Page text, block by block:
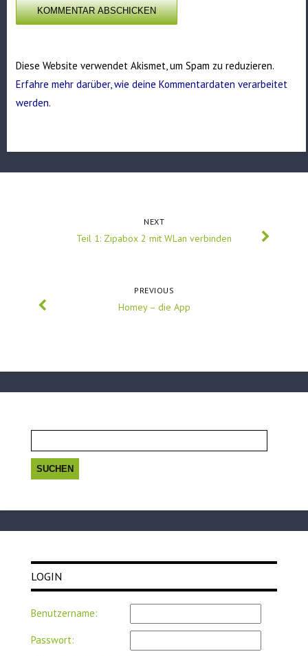
Diese Website verwendet Akismet, um Spam zu reduzieren.
Erfahre mehr darüber, wie deine Kommentardaten verarbeitet
werden.
NEXT
Teil 1: Zipabox 2 mit WLan verbinden
PREVIOUS
Homey – die App
LOGIN
Benutzername:
Passwort: